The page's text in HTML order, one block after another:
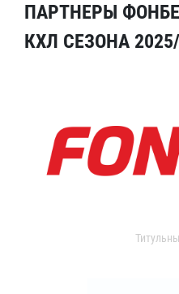
ПАРТНЕРЫ
КХЛ СЕЗОНА